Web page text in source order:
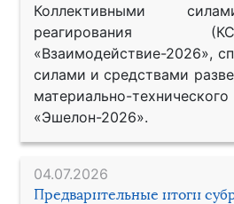
Коллективными
реагирования
«Взаимодействие-2026»,
силами и средствами
материально-
«Эшелон-2026».
04.07.2026
Предварительные итоги